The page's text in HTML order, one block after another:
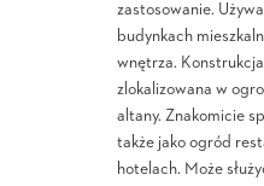
zastosowanie.
budynkach
wnętrza.
zlokalizowana w
altany. Znakomicie
także jako ogród
hotelach. Może